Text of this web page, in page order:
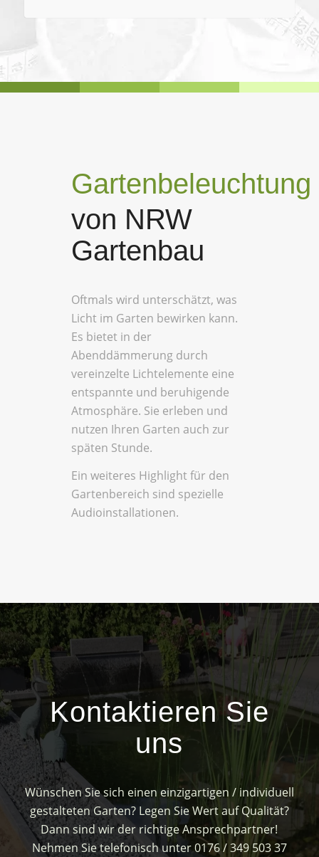
Gartenbeleuchtung
von NRW
Gartenbau
Oftmals wird unterschätzt, was
Licht im Garten bewirken kann.
Es bietet in der
Abenddämmerung durch
vereinzelte Lichtelemente eine
entspannte und beruhigende
Atmosphäre. Sie erleben und
nutzen Ihren Garten auch zur
späten Stunde.
Ein weiteres Highlight für den
Gartenbereich sind spezielle
Audioinstallationen.
Kontaktieren Sie
uns
Wünschen Sie sich einen einzigartigen / individuell
gestalteten Garten? Legen Sie Wert auf Qualität?
Dann sind wir der richtige Ansprechpartner!
Nehmen Sie telefonisch unter 0176 / 349 503 37